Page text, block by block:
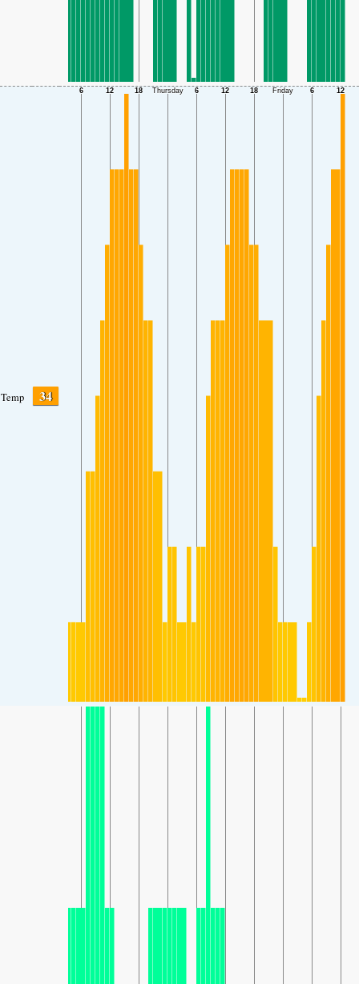
Temp 34